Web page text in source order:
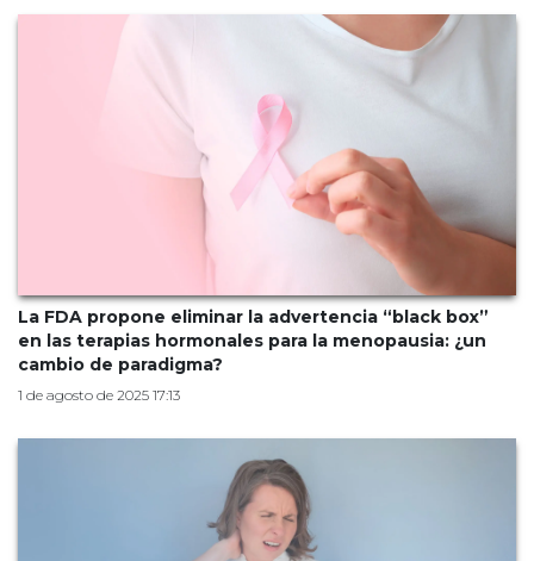
La FDA propone eliminar la advertencia “black box”
en las terapias hormonales para la menopausia: ¿un
cambio de paradigma?
1 de agosto de 2025 17:13